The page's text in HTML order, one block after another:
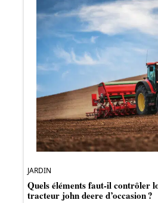
JARDIN
Quels éléments faut-il contrôler
tracteur john deere d’occasion ?